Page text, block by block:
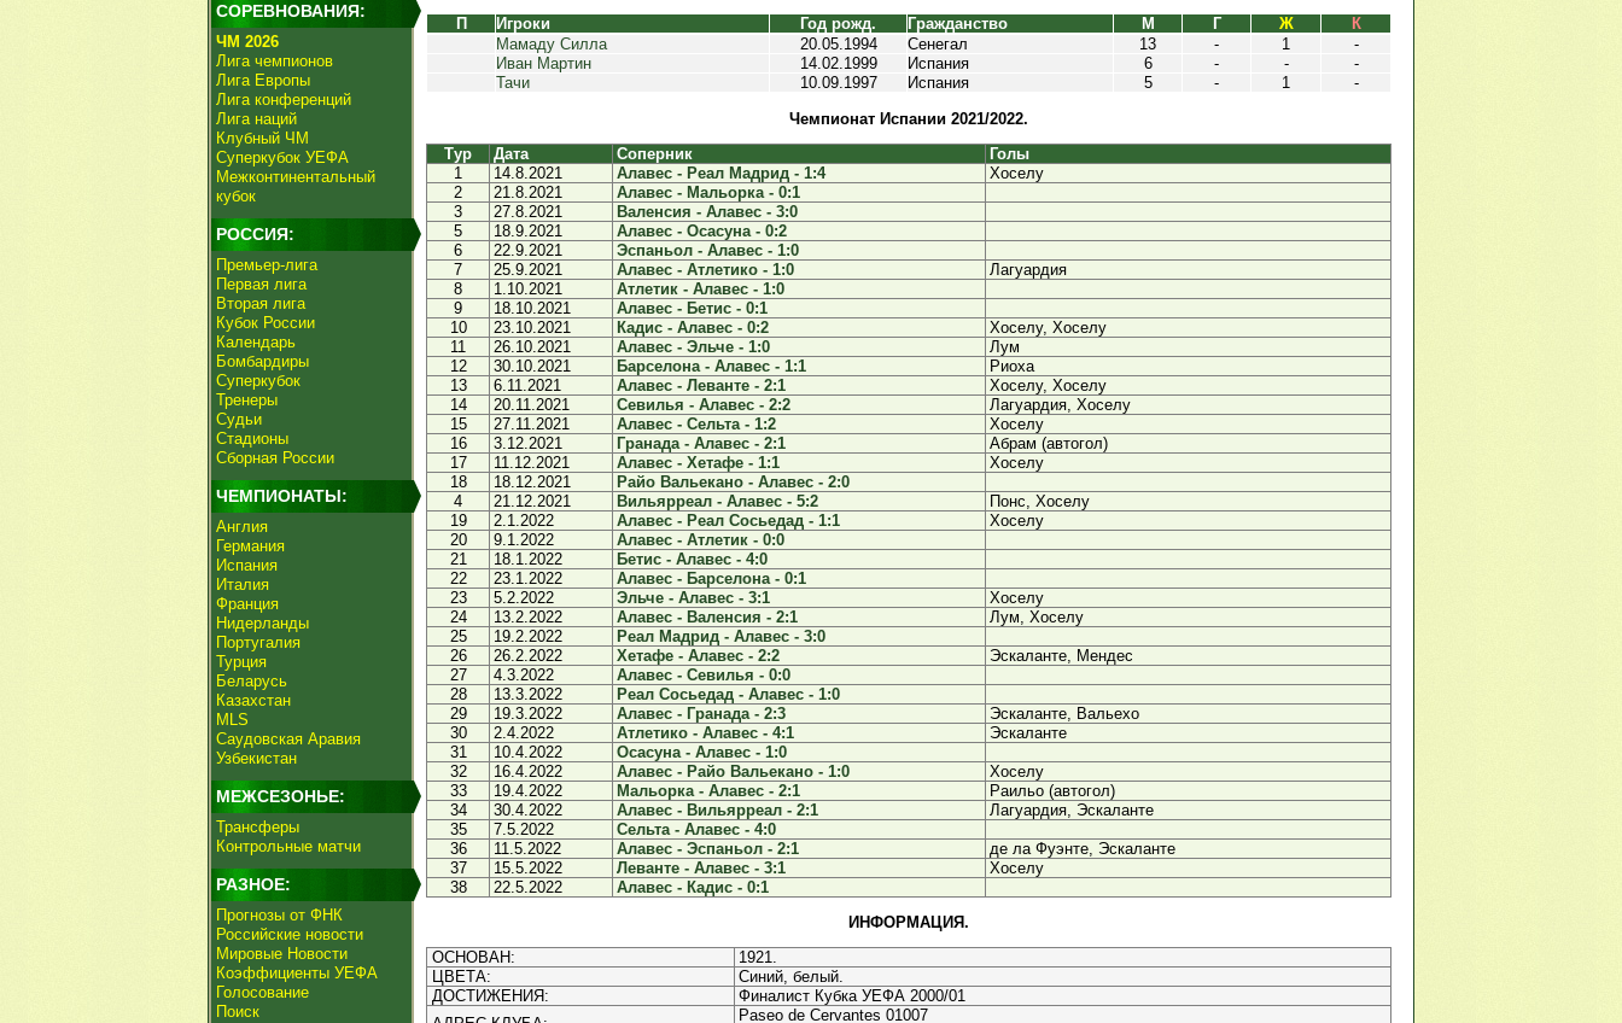
СОРЕВНОВАНИЯ:
ЧМ 2026
Лига чемпионов
Лига Европы
Лига конференций
Лига наций
Клубный ЧМ
Суперкубок УЕФА
Межконтинентальный
кубок
РОССИЯ:
Премьер-лига
Первая лига
Вторая лига
Кубок России
Календарь
Бомбардиры
Суперкубок
Тренеры
Судьи
Стадионы
Сборная России
ЧЕМПИОНАТЫ:
Англия
Германия
Испания
Италия
Франция
Нидерланды
Португалия
Турция
Беларусь
Казахстан
MLS
Саудовская Аравия
Узбекистан
МЕЖСЕЗОНЬЕ:
Трансферы
Контрольные матчи
РАЗНОЕ:
Прогнозы от ФНК
Российские новости
Мировые Новости
Коэффициенты УЕФА
Голосование
Поиск
П
Игроки Год рожд. Гражданство М Г Ж
К
Мамаду Силла
20.05.1994 Сенегал 13 - 1
-
Иван Мартин
14.02.1999 Испания 6 - -
-
Тачи
10.09.1997 Испания 5 - 1
-
Чемпионат Испании 2021/2022.
Тур
Дата Соперник
Голы
1
14.8.2021 Алавес - Реал Мадрид - 1:4
Хоселу
2
21.8.2021
Алавес - Мальорка - 0:1
3
27.8.2021
Валенсия - Алавес - 3:0
5
18.9.2021
Алавес - Осасуна - 0:2
6
22.9.2021
Эспаньол - Алавес - 1:0
7
25.9.2021 Алавес - Атлетико - 1:0
Лагуардия
8
1.10.2021
Атлетик - Алавес - 1:0
9
18.10.2021
Алавес - Бетис - 0:1
10
23.10.2021 Кадис - Алавес - 0:2
Хоселу, Хоселу
11
26.10.2021 Алавес - Эльче - 1:0
Лум
12
30.10.2021 Барселона - Алавес - 1:1
Риоха
13
6.11.2021 Алавес - Леванте - 2:1
Хоселу, Хоселу
14
20.11.2021 Севилья - Алавес - 2:2
Лагуардия, Хоселу
15
27.11.2021 Алавес - Сельта - 1:2
Хоселу
16
3.12.2021 Гранада - Алавес - 2:1
Абрам (автогол)
17
11.12.2021 Алавес - Хетафе - 1:1
Хоселу
18
18.12.2021
Райо Вальекано - Алавес - 2:0
4
21.12.2021 Вильярреал - Алавес - 5:2
Понс, Хоселу
19
2.1.2022 Алавес - Реал Сосьедад - 1:1
Хоселу
20
9.1.2022
Алавес - Атлетик - 0:0
21
18.1.2022
Бетис - Алавес - 4:0
22
23.1.2022
Алавес - Барселона - 0:1
23
5.2.2022 Эльче - Алавес - 3:1
Хоселу
24
13.2.2022 Алавес - Валенсия - 2:1
Лум, Хоселу
25
19.2.2022
Реал Мадрид - Алавес - 3:0
26
26.2.2022 Хетафе - Алавес - 2:2
Эскаланте, Мендес
27
4.3.2022
Алавес - Севилья - 0:0
28
13.3.2022
Реал Сосьедад - Алавес - 1:0
29
19.3.2022 Алавес - Гранада - 2:3
Эскаланте, Вальехо
30
2.4.2022 Атлетико - Алавес - 4:1
Эскаланте
31
10.4.2022
Осасуна - Алавес - 1:0
32
16.4.2022 Алавес - Райо Вальекано - 1:0
Хоселу
33
19.4.2022 Мальорка - Алавес - 2:1
Раильо (автогол)
34
30.4.2022 Алавес - Вильярреал - 2:1
Лагуардия, Эскаланте
35
7.5.2022
Сельта - Алавес - 4:0
36
11.5.2022 Алавес - Эспаньол - 2:1
де ла Фуэнте, Эскаланте
37
15.5.2022 Леванте - Алавес - 3:1
Хоселу
38
22.5.2022
Алавес - Кадис - 0:1
ИНФОРМАЦИЯ.
ОСНОВАН:
1921.
ЦВЕТА:
Синий, белый.
ДОСТИЖЕНИЯ:
Финалист Кубка УЕФА 2000/01
Paseo de Cervantes 01007